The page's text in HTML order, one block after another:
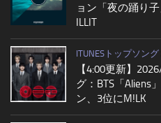
ョン「夜の踊り
ILLIT
ITUNESトップソン
【4:00更新】
グ：BTS「Aliens
ン、3位にM!LK